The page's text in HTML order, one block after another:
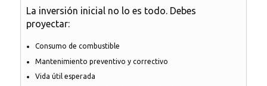
La inversión inicial no lo es todo. Debes
proyectar:
Consumo de combustible
Mantenimiento preventivo y correctivo
Vida útil esperada